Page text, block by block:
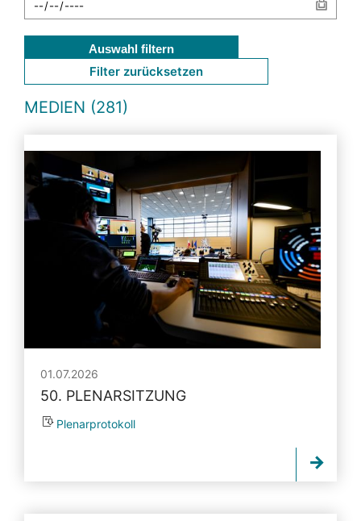
Auswahl filtern
Filter zurücksetzen
MEDIEN (281)
01.07.2026
50. PLENARSITZUNG
Plenarprotokoll